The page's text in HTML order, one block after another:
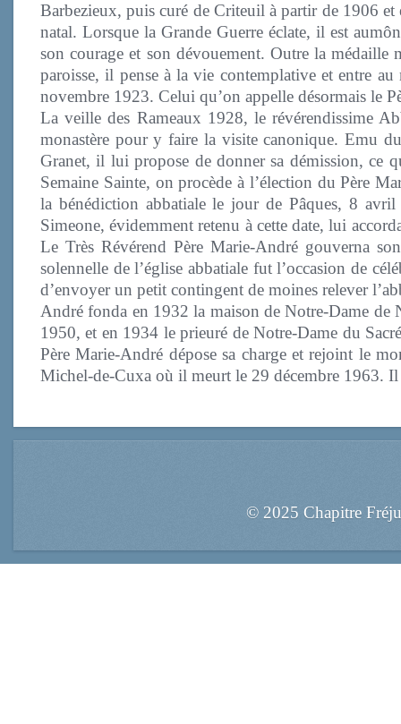
Barbezieux, puis curé de Criteuil à partir de 1906 et
natal. Lorsque la Grande Guerre éclate, il est
son courage et son dévouement. Outre la médaille
paroisse, il pense à la vie contemplative et entre
novembre 1923. Celui qu’on appelle désormais le
La veille des Rameaux 1928, le révérendissime
monastère pour y faire la visite canonique. Emu
Granet, il lui propose de donner sa démission, ce
Semaine Sainte, on procède à l’élection du Père
la bénédiction abbatiale le jour de Pâques, 8
Simeone, évidemment retenu à cette date, lui
Le Très Révérend Père Marie-André gouverna
solennelle de l’église abbatiale fut l’occasion de
d’envoyer un petit contingent de moines relever
André fonda en 1932 la maison de Notre-Dame de
1950, et en 1934 le prieuré de Notre-Dame du
Père Marie-André dépose sa charge et rejoint le
Michel-de-Cuxa où il meurt le 29 décembre 1963.
© 2025 Chapitre